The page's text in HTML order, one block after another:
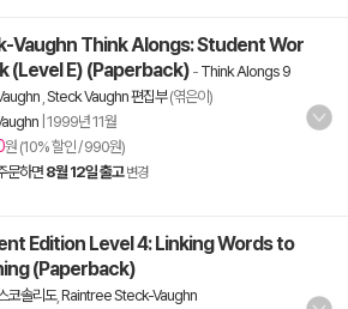
Vaughn Think Alongs: Student Wor
(Level E) (Paperback) - Think Alongs 9
Steck Vaughn 편집부(엮은이)
1999년 11월
원 (10% 할인 / 990원)
문하면 8월 12일 출고 변경
Edition Level 4: Linking Words to
(Paperback)
코솔리도, Raintree Steck-Vaughn